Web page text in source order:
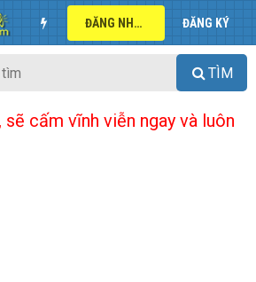
ĐĂNG NHẬP ĐĂNG KÝ
TÌM
cấm vĩnh viễn ngay và luôn